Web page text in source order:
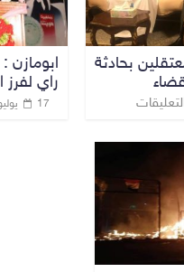
بحادثة
ابومازن
راي
17 يوليو، 2021